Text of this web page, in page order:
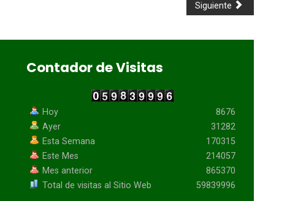
Siguiente
Contador de Visitas
Hoy
Ayer
Esta Semana
Este Mes
Mes anterior
Total de visitas al Sitio Web
8676
31282
170315
214057
865370
59839996